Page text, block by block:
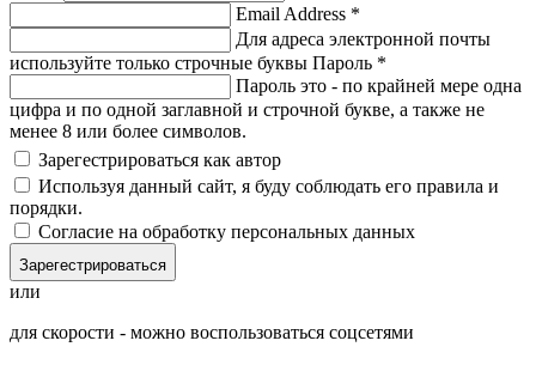
Email Address *
Для адреса электронной почты
используйте только строчные буквы Пароль *
Пароль это - по крайней мере одна
цифра и по одной заглавной и строчной букве, а также не
менее 8 или более символов.
Зарегестрироваться как автор
Используя данный сайт, я буду соблюдать его правила и
порядки.
Согласие на обработку персональных данных
Зарегестрироваться
или
для скорости - можно воспользоваться соцсетями